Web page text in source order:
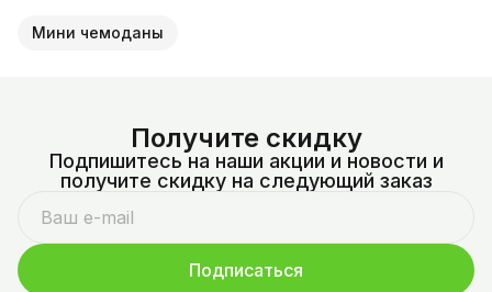
Мини чемоданы
Получите скидку
Подпишитесь на наши акции и новости и
получите скидку на следующий заказ
Подписаться